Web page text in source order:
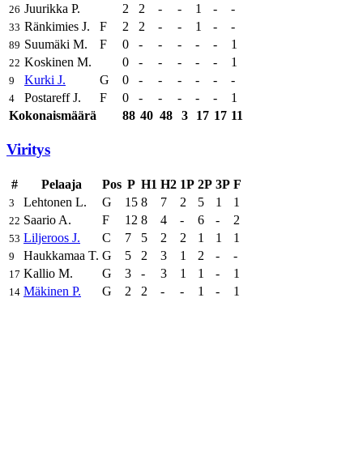
26 Juurikka P. 2 2 - - 1 - -
33 Ränkimies J. F 2 2 - - 1 - -
89 Suumäki M. F 0 - - - - - 1
22 Koskinen M. 0 - - - - - 1
9 Kurki J. G 0 - - - - - -
4 Postareff J. F 0 - - - - -
1
Kokonaismäärä
88 40 48 3 17 17 11
Viritys
# Pelaaja Pos P H1 H2 1P 2P 3P F
3 Lehtonen L. G 15 8 7 2 5 1 1
22 Saario A. F 12 8 4 - 6 - 2
53 Liljeroos J. C 7 5 2 2 1 1 1
9 Haukkamaa T. G 5 2 3 1 2 - -
17 Kallio M. G 3 - 3 1 1 - 1
14 Mäkinen P. G 2 2 - - 1 - 1